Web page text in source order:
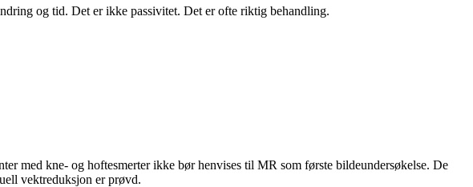
og tid. Det er ikke passivitet. Det er ofte riktig behandling.
med kne- og hoftesmerter ikke bør henvises til MR som første bildeundersøkelse. De
vektreduksjon er prøvd.